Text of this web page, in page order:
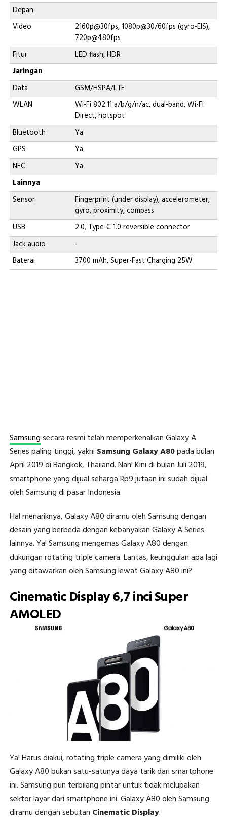
Depan
Video
2160p@30fps, 1080p@30/60fps (gyro-EIS),
720p@480fps
Fitur
LED flash, HDR
Jaringan
Data
GSM/HSPA/LTE
WLAN
Wi-Fi 802.11 a/b/g/n/ac, dual-band, Wi-Fi
Direct, hotspot
Bluetooth
Ya
GPS
Ya
NFC
Ya
Lainnya
Sensor
Fingerprint (under display), accelerometer,
gyro, proximity, compass
USB
2.0, Type-C 1.0 reversible connector
Jack audio
-
Baterai
3700 mAh, Super-Fast Charging 25W
Samsungsecara resmi telah memperkenalkan Galaxy A
Series paling tinggi, yakni Samsung Galaxy A80pada bulan
April 2019 di Bangkok, Thailand. Nah! Kini di bulan Juli 2019,
smartphone yang dijual seharga Rp9 jutaan ini sudah dijual
oleh Samsung di pasar Indonesia.
Hal menariknya, Galaxy A80 diramu oleh Samsung dengan
desain yang berbeda dengan kebanyakan Galaxy A Series
lainnya. Ya! Samsung mengemas Galaxy A80 dengan
dukungan rotating triple camera. Lantas, keunggulan apa lagi
yang ditawarkan oleh Samsung lewat Galaxy A80 ini?
Cinematic Display 6,7 inci Super
AMOLED
Ya! Harus diakui, rotating triple camera yang dimiliki oleh
Galaxy A80 bukan satu-satunya daya tarik dari smartphone
ini. Samsung pun terbilang pintar untuk tidak melupakan
sektor layar dari smartphone ini. Galaxy A80 oleh Samsung
diramu dengan sebutan Cinematic Display.